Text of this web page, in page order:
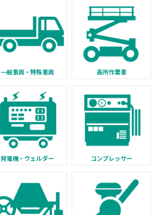
一般車両・特殊車両 高所作業車
発電機・ウェルダー コンプレッサー